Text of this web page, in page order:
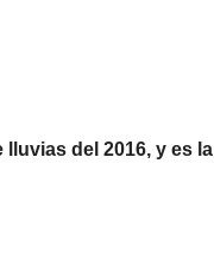
del 2016, y es la